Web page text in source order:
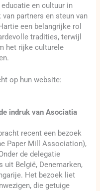
en cultuur in
partners en steun van
een belangrijke rol
tradities, terwijl
het rijke culturele
op hun website:
indruk van Asociatia
recent een bezoek
Paper Mill Association),
de delegatie
uit België, Denemarken,
Het bezoek liet
die getuige